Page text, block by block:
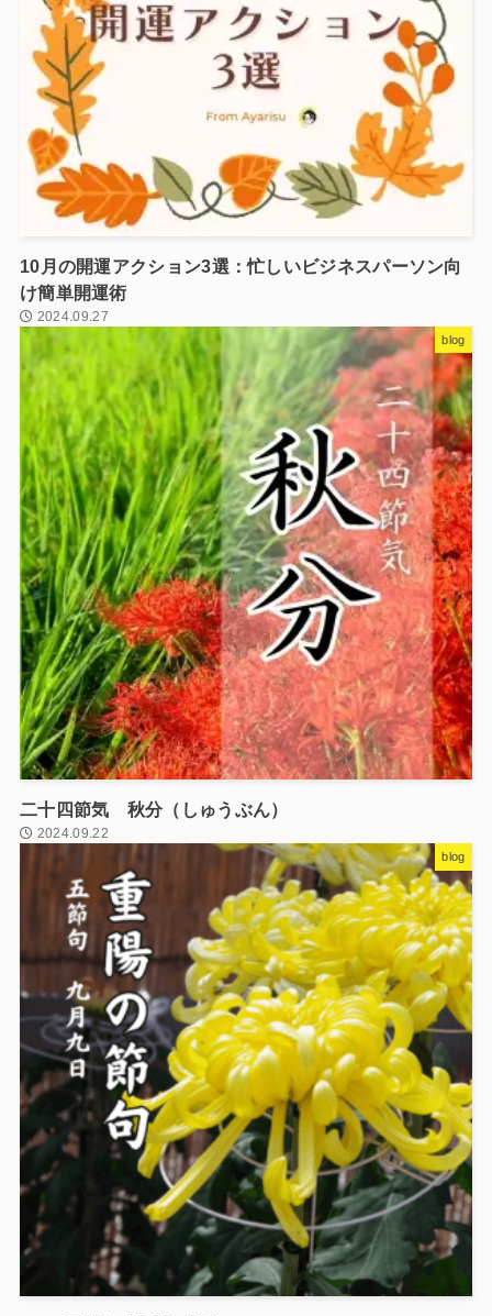
10月の開運アクション3選：忙しいビジネスパーソン向
け簡単開運術
2024.09.27
blog
二十四節気 秋分（しゅうぶん）
2024.09.22
blog